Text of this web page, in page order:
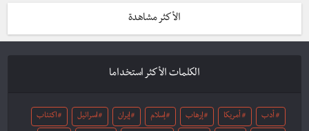
الأكثر مشاهدة
الكلمات الأكثر استخداما
أدب أمريكا إرهاب إسلام إيران اسرائيل اكتئاب